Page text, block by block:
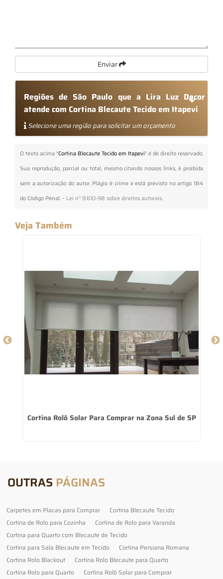
Enviar
Regiões de São Paulo que a Lira Luz Decor
atende com Cortina Blecaute Tecido em Itapevi
Selecione uma região para solicitar um orçamento
O texto acima "Cortina Blecaute Tecido em Itapevi" é de direito reservado.
Sua reprodução, parcial ou total, mesmo citando nossos links, é proibida
sem a autorização do autor. Plágio é crime e está previsto no artigo 184
do Código Penal. – Lei n° 9.610-98 sobre direitos autorais.
Veja Também
Cortina Rolô Solar Para Comprar na Zona Sul de SP
OUTRAS PÁGINAS
Carpetes em Placas para Comprar
Cortina Blecaute Tecido
Cortina de Rolo para Cozinha
Cortina de Rolo para Varanda
Cortina para Quarto com Blecaute de Tecido
Cortina para Sala Blecaute em Tecido
Cortina Persiana Romana
Cortina Rolo Blackout
Cortina Rolo Blecaute para Quarto
Cortina Rolo para Quarto
Cortina Rolô Solar para Comprar